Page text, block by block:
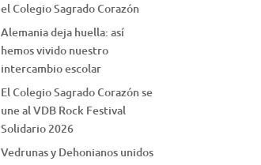
el Colegio Sagrado Corazón
Alemania deja huella: así
hemos vivido nuestro
intercambio escolar
El Colegio Sagrado Corazón se
une al VDB Rock Festival
Solidario 2026
Vedrunas y Dehonianos unidos